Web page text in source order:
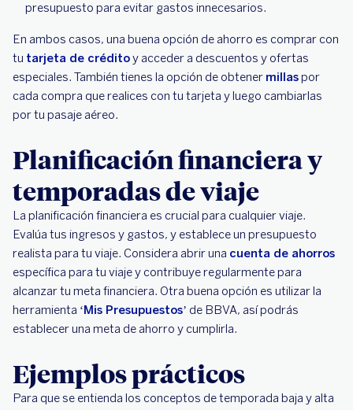
presupuesto para evitar gastos innecesarios.
En ambos casos, una buena opción de ahorro es comprar con
tu tarjeta de créditoy acceder a descuentos y ofertas
especiales. También tienes la opción de obtener millaspor
cada compra que realices con tu tarjeta y luego cambiarlas
por tu pasaje aéreo.
Planificación financiera y
temporadas de viaje
La planificación financiera es crucial para cualquier viaje.
Evalúa tus ingresos y gastos, y establece un presupuesto
realista para tu viaje. Considera abrir una cuenta de ahorros
específica para tu viaje y contribuye regularmente para
alcanzar tu meta financiera. Otra buena opción es utilizar la
herramienta ‘Mis Presupuestos’ de BBVA, así podrás
establecer una meta de ahorro y cumplirla.
Ejemplos prácticos
Para que se entienda los conceptos de temporada baja y alta